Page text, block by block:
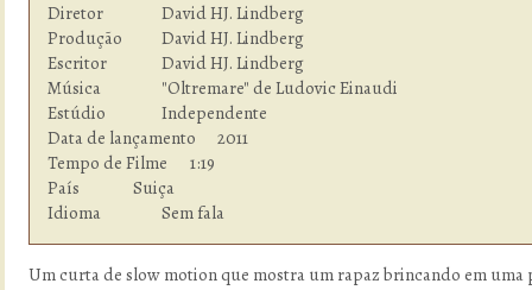
Diretor         	David HJ. Lindberg
Produção        	David HJ. Lindberg
Escritor        	David HJ. Lindberg
Música          	"Oltremare" de Ludovic Einaudi
Estúdio  	        Independente
Data de lançamento      2011
Tempo de Filme    	1:19
País            	Suiça
Idioma  	        Sem fala
Um curta de slow motion que mostra um rapaz brincando em uma